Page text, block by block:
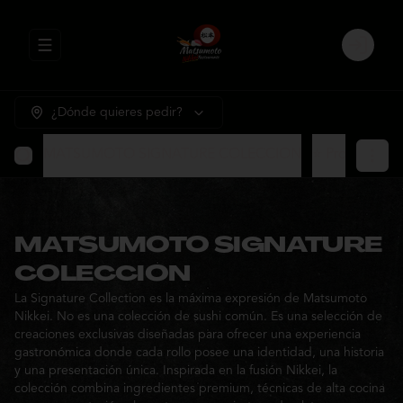
Abrir menu de navegación Login
¿Dónde quieres pedir?
MATSUMOTO SIGNATURE
COLECCION
La Signature Collection es la máxima expresión de Matsumoto
Nikkei. No es una colección de sushi común. Es una selección de
creaciones exclusivas diseñadas para ofrecer una experiencia
gastronómica donde cada rollo posee una identidad, una historia
y una presentación única. Inspirada en la fusión Nikkei, la
colección combina ingredientes premium, técnicas de alta cocina